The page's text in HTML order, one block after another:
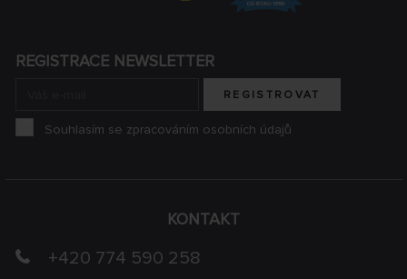
KONTAKT
+420 774 590 258
REGISTRACE NEWSLETTER
REGISTROVAT
Souhlasím se zpracováním osobních údajů